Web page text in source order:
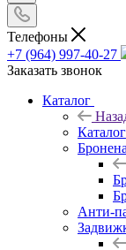
Телефоны
+7 (964) 997-40-27
Заказать звонок
Каталог
Каталог
Анти-